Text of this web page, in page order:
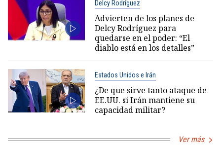
Delcy Rodríguez
Advierten de los planes de
Delcy Rodríguez para
quedarse en el poder: “El
diablo está en los detalles”
Estados Unidos e Irán
¿De que sirve tanto ataque de
EE.UU. si Irán mantiene su
capacidad militar?
Ver más